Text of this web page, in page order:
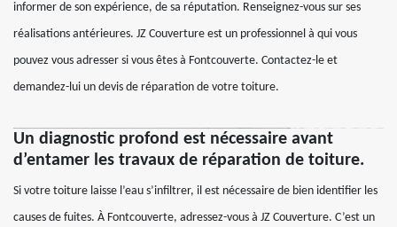
informer de son expérience, de sa réputation. Renseignez-vous sur ses
réalisations antérieures. JZ Couverture est un professionnel à qui vous
pouvez vous adresser si vous êtes à Fontcouverte. Contactez-le et
demandez-lui un devis de réparation de votre toiture.
Un diagnostic profond est nécessaire avant
d’entamer les travaux de réparation de toiture.
Si votre toiture laisse l’eau s’infiltrer, il est nécessaire de bien identifier les
causes de fuites. À Fontcouverte, adressez-vous à JZ Couverture. C’est un